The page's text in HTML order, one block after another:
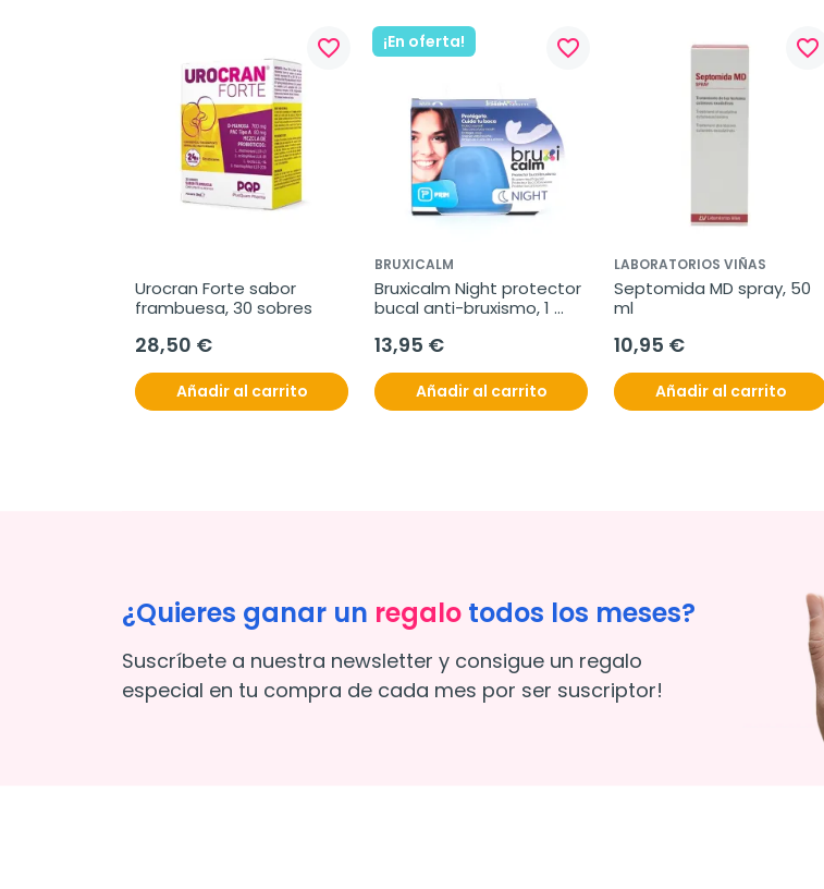
favorite_border
Urocran Forte sabor
frambuesa, 30 sobres
28,50 €
Añadir al carrito
¡En oferta! favorite_border
BRUXICALM
Bruxicalm Night protector
bucal anti-bruxismo, 1
13,95 €
Añadir al carrito
favorite_border
LABORATORIOS VIÑAS
Septomida MD spray, 50
ml
10,95 €
Añadir al carrito
¿Quieres ganar un regalo todos los meses?
Suscríbete a nuestra newsletter y consigue un regalo
especial en tu compra de cada mes por ser suscriptor!